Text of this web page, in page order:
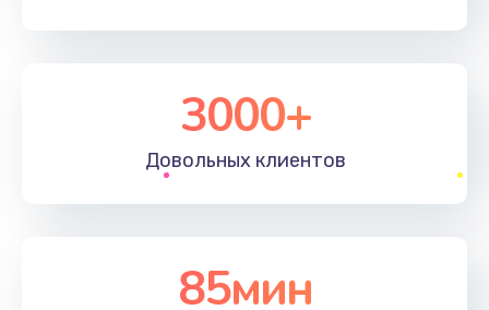
3000+
Довольных клиентов
85мин